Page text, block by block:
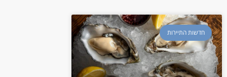
חדשות התיירות